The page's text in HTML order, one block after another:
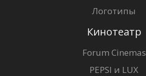
Логотипы
Кинотеатр
Forum Cinemas
PEPSI и LUX